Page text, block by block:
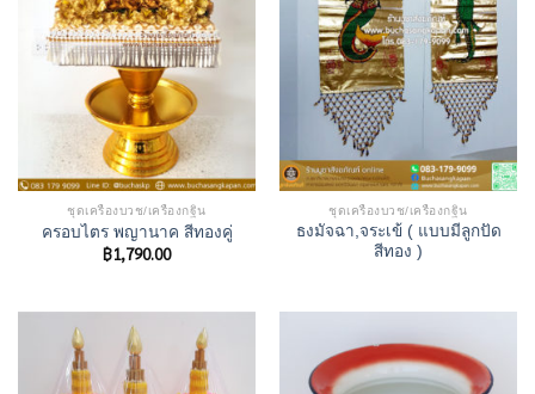
ชุดเครื่องบวช/เครื่องกฐิน
ครอบไตร พญานาค สีทองคู่
฿1,790.00
ชุดเครื่องบวช/เครื่องกฐิน
ธงมัจฉา,จระเข้ ( แบบมีลูกปัด
สีทอง )